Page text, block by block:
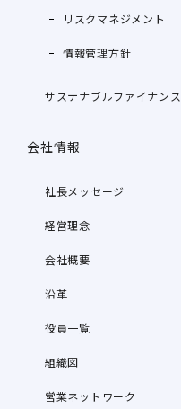
リスクマネジメント
情報管理方針
サステナブルファイナンス
会社情報
社長メッセージ
経営理念
会社概要
沿革
役員一覧
組織図
営業ネットワーク